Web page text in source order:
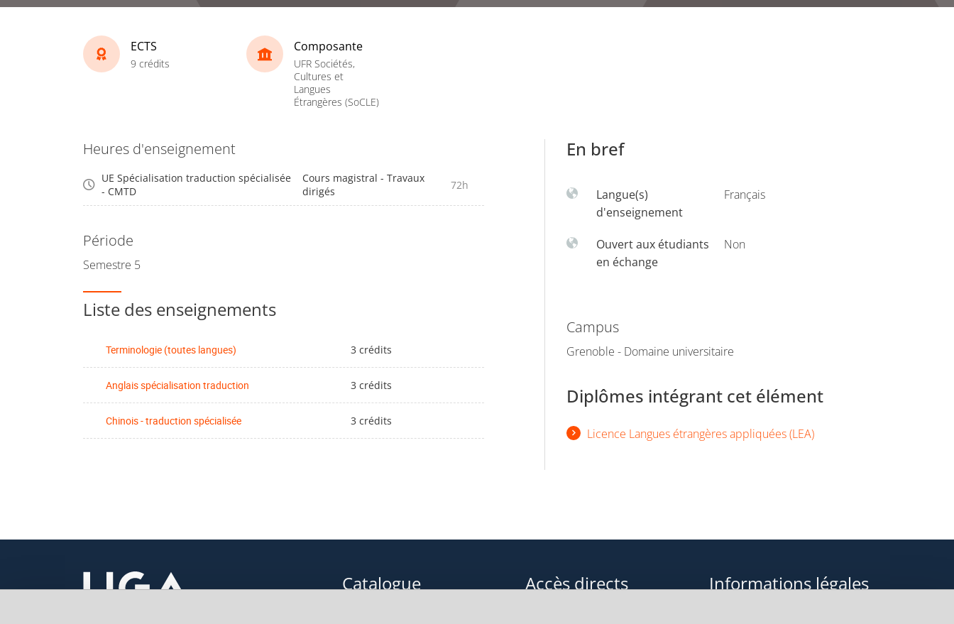
ECTS
9 crédits
Composante
UFR Sociétés,
Cultures et
Langues
Étrangères (SoCLE)
Heures d'enseignement
UE Spécialisation traduction spécialisée
- CMTD
Cours magistral - Travaux
dirigés
72h
Période
Semestre 5
Liste des enseignements
Terminologie (toutes langues) 3 crédits
Anglais spécialisation traduction 3 crédits
Chinois - traduction spécialisée 3 crédits
En bref
Langue(s)
d'enseignement
Français
Ouvert aux étudiants
en échange
Non
Campus
Grenoble - Domaine universitaire
Diplômes intégrant cet élément
Licence Langues étrangères appliquées (LEA)
Catalogue Accès directs Informations légales